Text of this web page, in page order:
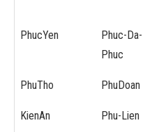
PhucYen
Phuc-Da-
Phuc
PhuTho PhuDoan
KienAn Phu-Lien